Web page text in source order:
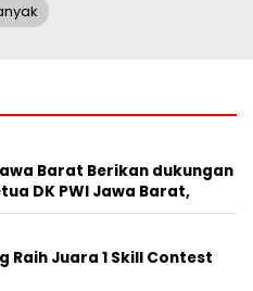
Barat Berikan dukungan
DK PWI Jawa Barat,
Raih Juara 1 Skill Contest